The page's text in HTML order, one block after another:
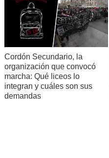
Cordón Secundario, la
organización que convocó
marcha: Qué liceos lo
integran y cuáles son sus
demandas